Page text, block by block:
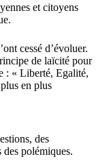
et citoyens
cessé d’évoluer.
de laïcité pour
: « Liberté, Egalité,
en plus
des
polémiques.